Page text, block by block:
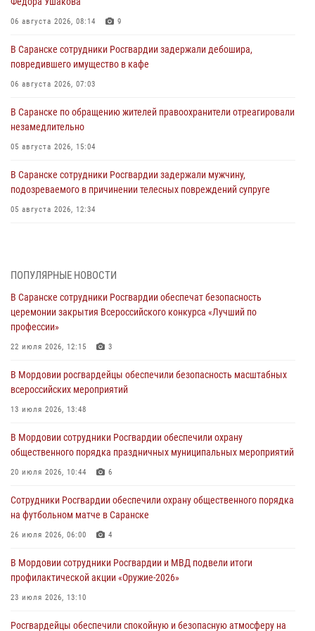
06 августа 2026, 08:14 9
В Саранске сотрудники Росгвардии задержали дебошира,
повредившего имущество в кафе
06 августа 2026, 07:03
В Саранске по обращению жителей правоохранители отреагировали
незамедлительно
05 августа 2026, 15:04
В Саранске сотрудники Росгвардии задержали мужчину,
подозреваемого в причинении телесных повреждений супруге
05 августа 2026, 12:34
05 августа 2026, 09:04 4
Помощь из Мордовии защитникам Отечества: центр лицензионно-
разрешительной работы передал очередную партию вооружения в
зону СВО
04 августа 2026, 11:13
Сотрудники Росгвардии Мордовии стали призерами
республиканских соревнований по служебному шестиборью
04 августа 2026, 08:27
В Саранске росгвардейцы пресекли нарушение правопорядка:
«отдых» на лавочке закончился в отделе полиции
04 августа 2026, 07:06
В Саранске сотрудники Росгвардии задержали гражданина за
нанесение побоев
03 августа 2026, 08:58
ПОПУЛЯРНЫЕ НОВОСТИ
В Саранске сотрудники Росгвардии обеспечат безопасность
церемонии закрытия Всероссийского конкурса «Лучший по
профессии»
22 июля 2026, 12:15 3
В Мордовии росгвардейцы обеспечили безопасность масштабных
всероссийских мероприятий
13 июля 2026, 13:48
В Мордовии сотрудники Росгвардии обеспечили охрану
общественного порядка праздничных муниципальных мероприятий
20 июля 2026, 10:44 6
Сотрудники Росгвардии обеспечили охрану общественного порядка
на футбольном матче в Саранске
26 июля 2026, 06:00 4
В Мордовии сотрудники Росгвардии и МВД подвели итоги
профилактической акции «Оружие‑2026»
23 июля 2026, 13:10
Росгвардейцы обеспечили спокойную и безопасную атмосферу на